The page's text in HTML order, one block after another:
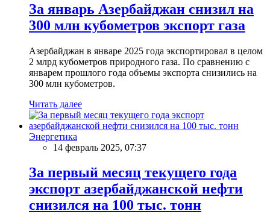
За январь Азербайджан снизил на
300 млн кубометров экспорт газа
Азербайджан в январе 2025 года экспортировал в целом
2 млрд кубометров природного газа. По сравнению с
январем прошлого года объемы экспорта снизились на
300 млн кубометров.
Читать далее
Энергетика
14 февраль 2025, 07:37
За первый месяц текущего года
экспорт азербайджанской нефти
снизился на 100 тыс. тонн